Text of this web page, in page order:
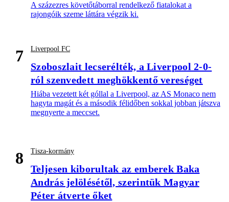
A százezres követőtáborral rendelkező fiatalokat a
rajongóik szeme láttára végzik ki.
7 Liverpool FC
Szoboszlait lecserélték, a Liverpool 2-0-
ról szenvedett meghökkentő vereséget
Hiába vezetett két góllal a Liverpool, az AS Monaco nem
hagyta magát és a második félidőben sokkal jobban játszva
megnyerte a meccset.
8 Tisza-kormány
Teljesen kiborultak az emberek Baka
András jelölésétől, szerintük Magyar
Péter átverte őket